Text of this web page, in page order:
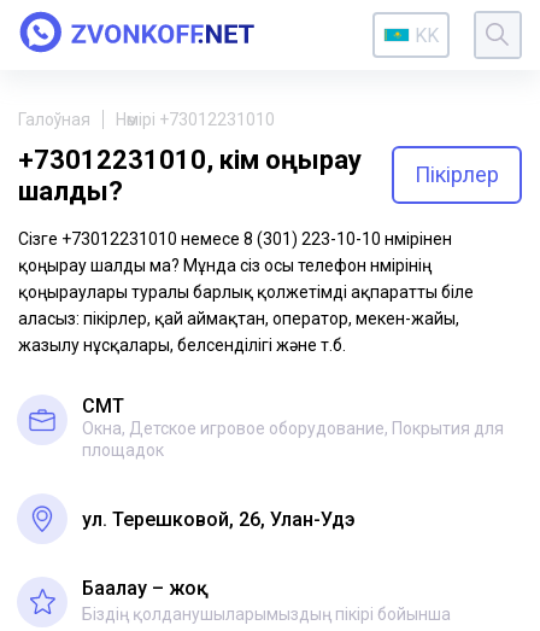
KK
Галоўная Нөмірі +73012231010
+73012231010, кім қоңырау
шалды?
Пікірлер
Сізге +73012231010 немесе 8 (301) 223-10-10 нөмірінен
қоңырау шалды ма? Мұнда сіз осы телефон нөмірінің
қоңыраулары туралы барлық қолжетімді ақпаратты біле
аласыз: пікірлер, қай аймақтан, оператор, мекен-жайы,
жазылу нұсқалары, белсенділігі және т.б.
СМТ
Окна, Детское игровое оборудование, Покрытия для
площадок
ул. Терешковой, 26, Улан-Удэ
Бағалау – жоқ
Біздің қолданушыларымыздың пікірі бойынша